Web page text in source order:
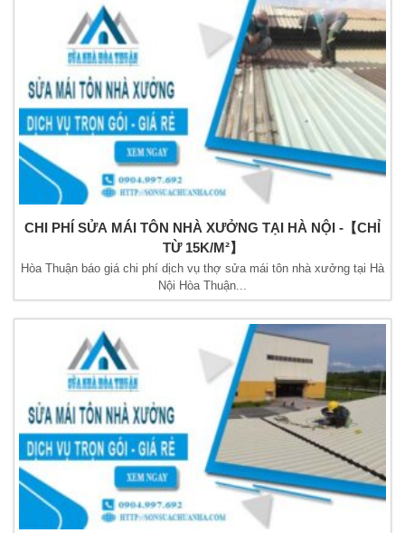
CHI PHÍ SỬA MÁI TÔN NHÀ XƯỞNG TẠI HÀ NỘI -【CHỈ
TỪ 15K/M²】
Hòa Thuận báo giá chi phí dịch vụ thợ sửa mái tôn nhà xưởng tại Hà
Nội Hòa Thuận...